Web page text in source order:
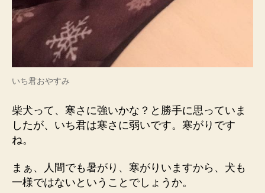
いち君おやすみ
柴犬って、寒さに強いかな？と勝手に思っていま
したが、いち君は寒さに弱いです。寒がりです
ね。
まぁ、人間でも暑がり、寒がりいますから、犬も
一様ではないということでしょうか。